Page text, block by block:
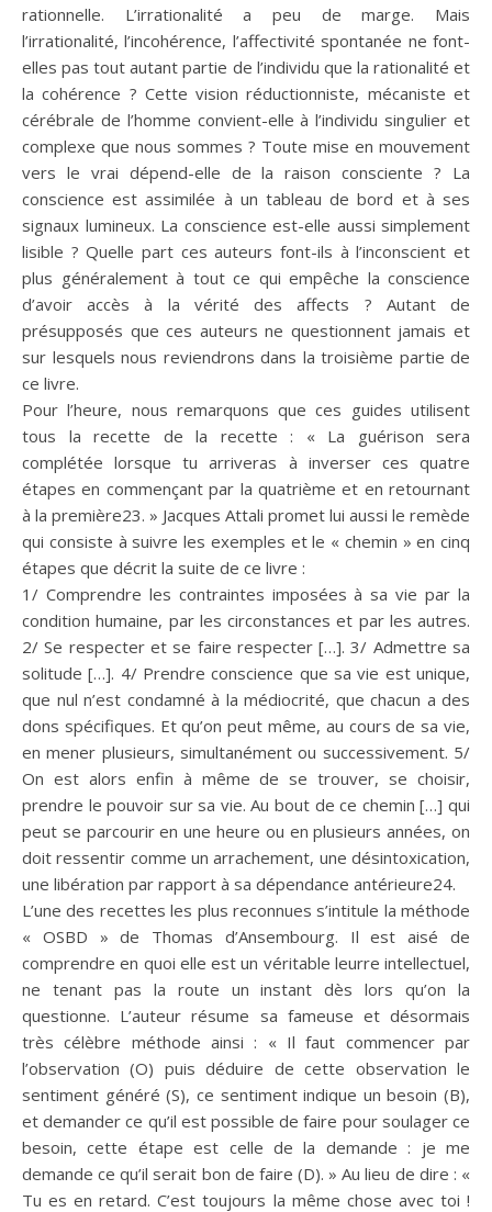
rationnelle. L’irrationalité a peu de marge. Mais
l’irrationalité, l’incohérence, l’affectivité spontanée ne font-
elles pas tout autant partie de l’individu que la rationalité et
la cohérence ? Cette vision réductionniste, mécaniste et
cérébrale de l’homme convient-elle à l’individu singulier et
complexe que nous sommes ? Toute mise en mouvement
vers le vrai dépend-elle de la raison consciente ? La
conscience est assimilée à un tableau de bord et à ses
signaux lumineux. La conscience est-elle aussi simplement
lisible ? Quelle part ces auteurs font-ils à l’inconscient et
plus généralement à tout ce qui empêche la conscience
d’avoir accès à la vérité des affects ? Autant de
présupposés que ces auteurs ne questionnent jamais et
sur lesquels nous reviendrons dans la troisième partie de
ce livre.
Pour l’heure, nous remarquons que ces guides utilisent
tous la recette de la recette : « La guérison sera
complétée lorsque tu arriveras à inverser ces quatre
étapes en commençant par la quatrième et en retournant
à la première23. » Jacques Attali promet lui aussi le remède
qui consiste à suivre les exemples et le « chemin » en cinq
étapes que décrit la suite de ce livre :
1/ Comprendre les contraintes imposées à sa vie par la
condition humaine, par les circonstances et par les autres.
2/ Se respecter et se faire respecter […]. 3/ Admettre sa
solitude […]. 4/ Prendre conscience que sa vie est unique,
que nul n’est condamné à la médiocrité, que chacun a des
dons spécifiques. Et qu’on peut même, au cours de sa vie,
en mener plusieurs, simultanément ou successivement. 5/
On est alors enfin à même de se trouver, se choisir,
prendre le pouvoir sur sa vie. Au bout de ce chemin […] qui
peut se parcourir en une heure ou en plusieurs années, on
doit ressentir comme un arrachement, une désintoxication,
une libération par rapport à sa dépendance antérieure24.
L’une des recettes les plus reconnues s’intitule la méthode
« OSBD » de Thomas d’Ansembourg. Il est aisé de
comprendre en quoi elle est un véritable leurre intellectuel,
ne tenant pas la route un instant dès lors qu’on la
questionne. L’auteur résume sa fameuse et désormais
très célèbre méthode ainsi : « Il faut commencer par
l’observation (O) puis déduire de cette observation le
sentiment généré (S), ce sentiment indique un besoin (B),
et demander ce qu’il est possible de faire pour soulager ce
besoin, cette étape est celle de la demande : je me
demande ce qu’il serait bon de faire (D). » Au lieu de dire : «
Tu es en retard. C’est toujours la même chose avec toi !